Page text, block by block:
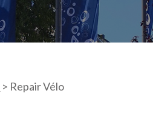
> Repair Vélo